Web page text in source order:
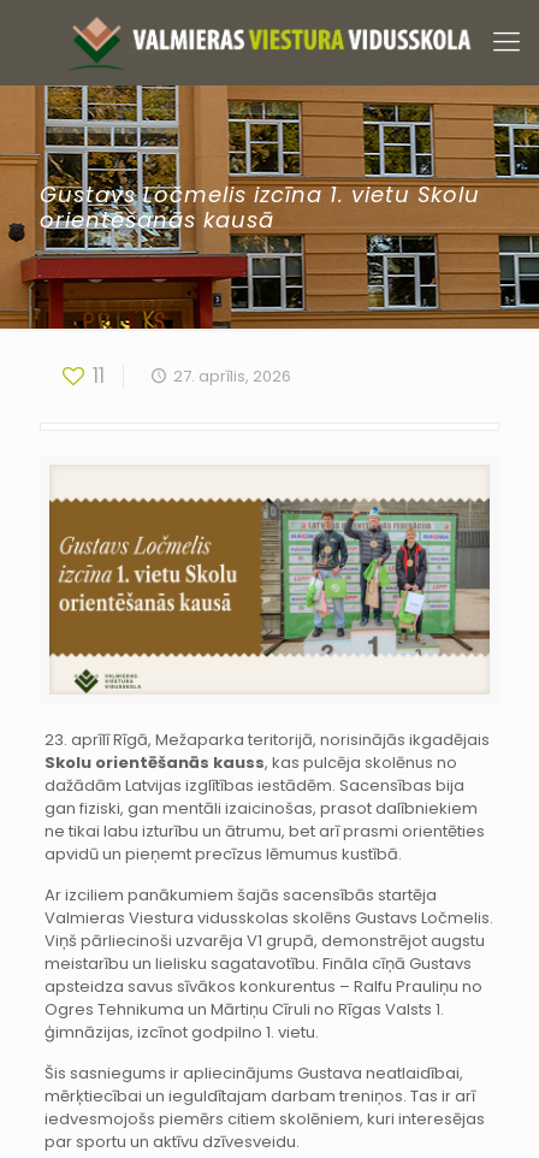
Gustavs Ločmelis izcīna 1. vietu Skolu
orientēšanās kausā
11 27. aprīlis, 2026
23. aprīlī Rīgā, Mežaparka teritorijā, norisinājās ikgadējais
Skolu orientēšanās kauss, kas pulcēja skolēnus no
dažādām Latvijas izglītības iestādēm. Sacensības bija
gan fiziski, gan mentāli izaicinošas, prasot dalībniekiem
ne tikai labu izturību un ātrumu, bet arī prasmi orientēties
apvidū un pieņemt precīzus lēmumus kustībā.
Ar izciliem panākumiem šajās sacensībās startēja
Valmieras Viestura vidusskolas skolēns Gustavs Ločmelis.
Viņš pārliecinoši uzvarēja V1 grupā, demonstrējot augstu
meistarību un lielisku sagatavotību. Fināla cīņā Gustavs
apsteidza savus sīvākos konkurentus – Ralfu Prauliņu no
Ogres Tehnikuma un Mārtiņu Cīruli no Rīgas Valsts 1.
ģimnāzijas, izcīnot godpilno 1. vietu.
Šis sasniegums ir apliecinājums Gustava neatlaidībai,
mērķtiecībai un ieguldītajam darbam treniņos. Tas ir arī
iedvesmojošs piemērs citiem skolēniem, kuri interesējas
par sportu un aktīvu dzīvesveidu.